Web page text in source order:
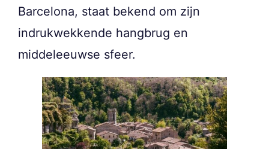
Barcelona, staat bekend om zijn
indrukwekkende hangbrug en
middeleeuwse sfeer.